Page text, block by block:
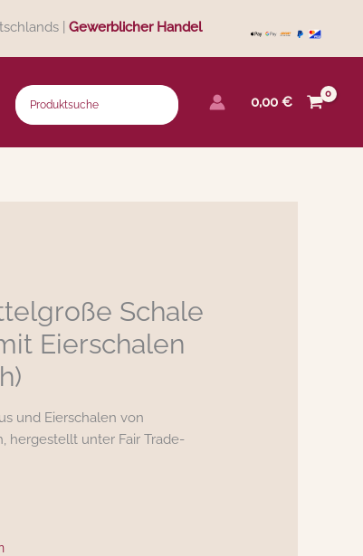
| Gewerblicher Handel
0,00 €
Schale
Eierschalen
und Eierschalen von
hergestellt unter Fair Trade-